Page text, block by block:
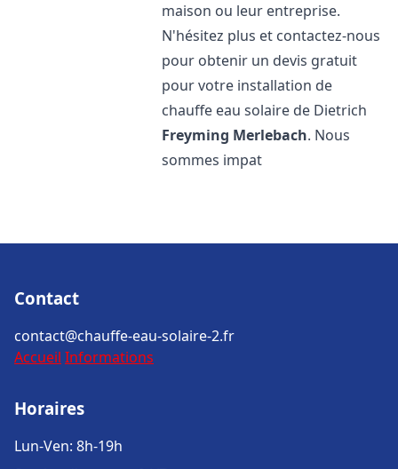
maison ou leur entreprise.
N'hésitez plus et contactez-nous
pour obtenir un devis gratuit
pour votre installation de
chauffe eau solaire de Dietrich
Freyming Merlebach. Nous
sommes impat
Contact
contact@chauffe-eau-solaire-2.fr
Accueil Informations
Horaires
Lun-Ven: 8h-19h